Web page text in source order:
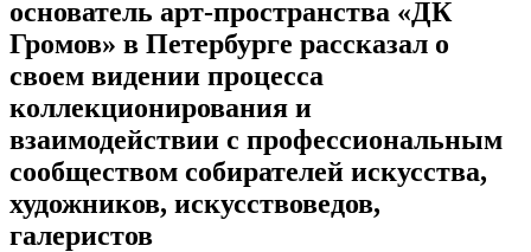
основатель арт-пространства «ДК
Громов» в Петербурге рассказал о
своем видении процесса
коллекционирования и
взаимодействии с профессиональным
сообществом собирателей искусства,
художников, искусствоведов,
галеристов